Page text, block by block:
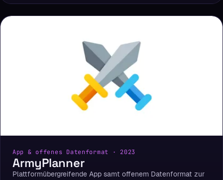
App & offenes Datenformat · 2023
ArmyPlanner
Plattformübergreifende App samt offenem Datenformat zur